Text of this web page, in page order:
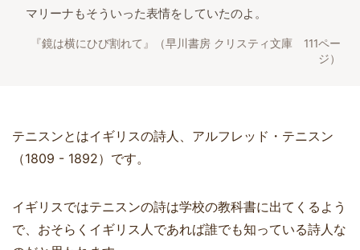
マリーナもそういった表情をしていたのよ。
『鏡は横にひび割れて』（早川書房 クリスティ文庫 111ペー
ジ）
テニスンとはイギリスの詩人、アルフレッド・テニスン
（1809 - 1892）です。
イギリスではテニスンの詩は学校の教科書に出てくるよう
で、おそらくイギリス人であれば誰でも知っている詩人な